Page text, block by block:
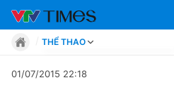
THỂ THAO
Move
01/07/2015 22:18